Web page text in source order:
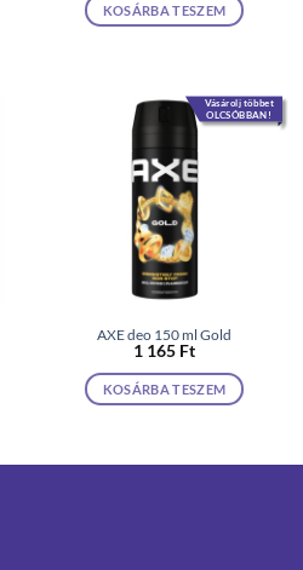
KOSÁRBA TESZEM
Vásárolj többet
OLCSÓBBAN!
AXE deo 150 ml Gold
1 165 Ft
KOSÁRBA TESZEM